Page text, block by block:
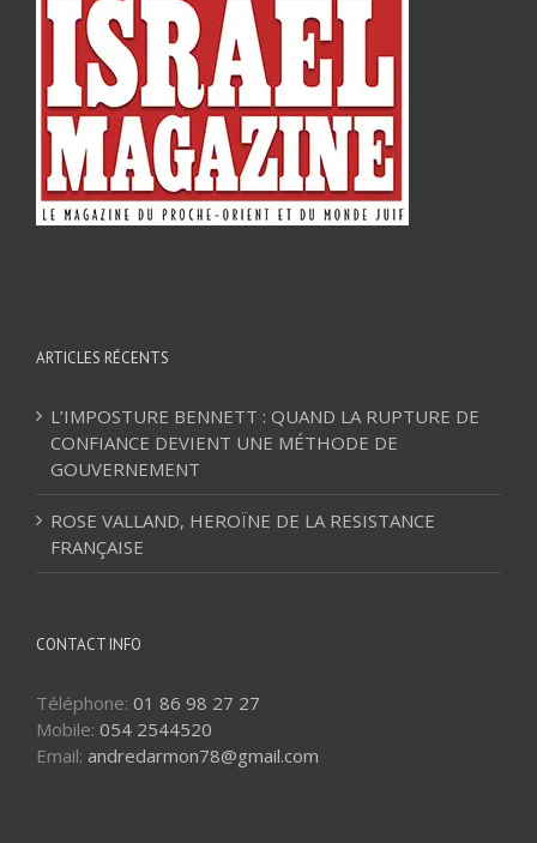
ARTICLES RÉCENTS
L’IMPOSTURE BENNETT : QUAND LA RUPTURE DE
CONFIANCE DEVIENT UNE MÉTHODE DE
GOUVERNEMENT
ROSE VALLAND, HEROÏNE DE LA RESISTANCE
FRANÇAISE
CONTACT INFO
Téléphone: 01 86 98 27 27
Mobile: 054 2544520
Email: andredarmon78@gmail.com